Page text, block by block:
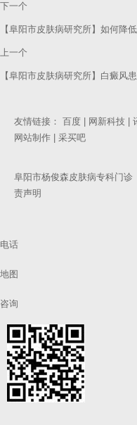
下一个
【阜阳市皮肤病研究所】如何降
上一个
【阜阳市皮肤病研究所】白癜风
友情链接： 百度 网新科技
网站制作
采买吧
阜阳市杨俊森皮肤病专科门
责声明
电话
地图
咨询